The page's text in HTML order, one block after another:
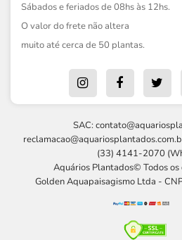
Sábados e feriados de 08hs às 12hs.
O valor do frete não altera
muito até cerca de 50 plantas.
SAC:
(33) 4141-2070
Aquários Plantados© Todos
Golden Aquapaisagismo Ltda -